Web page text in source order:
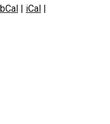
| iCal |